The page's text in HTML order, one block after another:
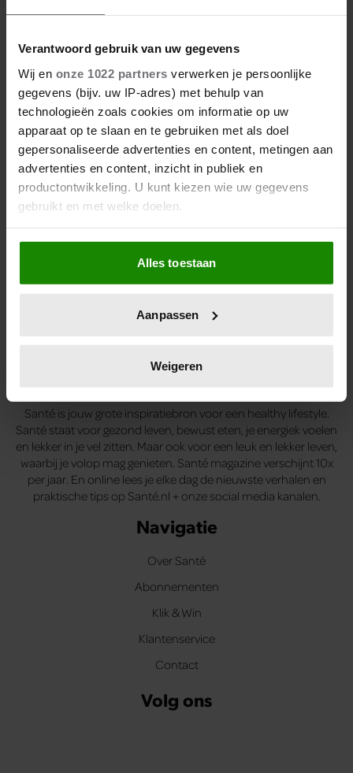
Verantwoord gebruik van uw gegevens
Wij en onze 1022 partners verwerken je persoonlijke
gegevens (bijv. uw IP-adres) met behulp van
technologieën zoals cookies om informatie op uw
apparaat op te slaan en te gebruiken met als doel
gepersonaliseerde advertenties en content, metingen aan
advertenties en content, inzicht in publiek en
productontwikkeling. U kunt kiezen wie uw gegevens
gebruikt en met welke doelen.
Als u het toestaat, willen we ook graag:
Informatie verzamelen over uw geografische
locatie, die tot een paar meter nauwkeurig kan zijn
scannen op specifieke eigenschappen (fingerprinting)
verwerkt en stel uw voorkeuren in het
intrekken in de Cookieverklaring.
We gebruiken cookies om content en advertenties te
personaliseren, om functies voor social media te bieden
en om ons websiteverkeer te analyseren. Ook delen we
informatie over uw gebruik van onze site met onze
partners kunnen deze gegevens combineren met andere
gaat akkoord met onze cookies als u onze website blijft
Alles toestaan
Aanpassen
Weigeren
te maken
Heerlijke taart met Monchou die je zelf kan maken en
die bijna niet kan mislukken.
Vorige pagina
« Pagina
1 … Pagina
4 Pagina
5 Pagina
6 Pagina
7 Pagina
8 9
Santé is jouw grote inspiratiebron voor een healthy lifestyle.
Santé staat voor gezond leven, bewust eten, je energiek voelen
en lekker in je vel zitten. Maar ook voor een leuk en lekker leven,
waarbij je volop mag genieten. Santé magazine verschijnt 10x
per jaar. En online lees je elke dag de nieuwste verhalen en
praktische tips op Santé.nl + onze social media kanalen.
Navigatie
Over Santé
Abonnementen
Klik & Win
Klantenservice
Contact
Volg ons